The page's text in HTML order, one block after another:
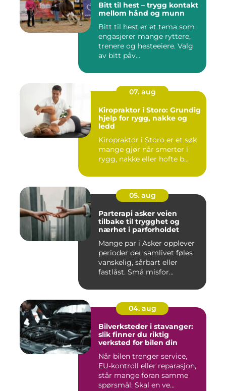
Bitt til hest – trygg kontakt
mellom hånd og munn
Bitt til hest er et tema som
engasjerer mange ryttere,
trenere og hesteeiere. Valg
av bitt påv...
07. aug
Kiropraktor i Storo: Grundig
hjelp for rygg, nakke og
ledd
Kiropraktor i Storo er et søk
mange gjør når smerter i
rygg, nakke eller hofte b...
05. aug
Parterapi asker veien
tilbake til trygghet og
nærhet i parforholdet
Mange par i Asker opplever
perioder der samlivet føles
vanskelig, sårbart eller
fastlåst. Små misfor...
04. aug
Bilverksteder i stavanger:
slik finner du riktig
verksted for bilen din
Når bilen trenger service,
EU-kontroll eller reparasjon,
står mange foran samme
spørsmål: Skal en ve...